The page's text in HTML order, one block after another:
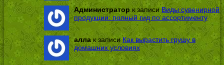
Администраторк записи Виды сувенирной
продукции: полный гид по ассортименту
аллак записиКак вырастить грушу в
домашних условиях